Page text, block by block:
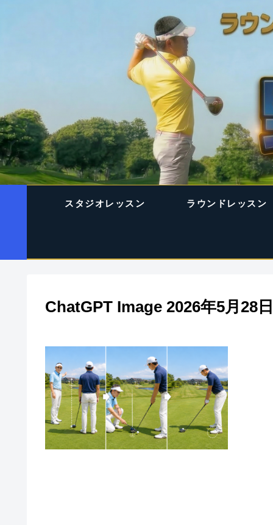
スタジオレッスン ラウンドレッスン
ChatGPT Image 2026年5月28